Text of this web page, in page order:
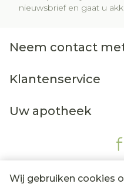
Wij gebruiken cookies
nieuwsbrief en gaat u
Neem contact
Klantenservice
Uw apotheek